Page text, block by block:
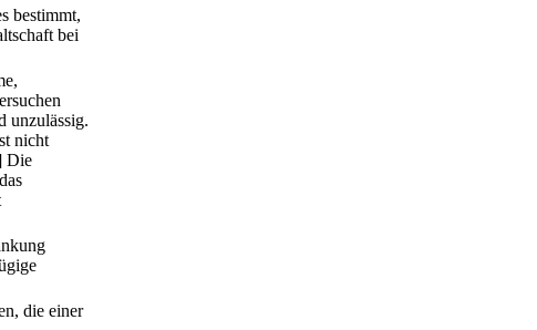
bestimmt,
bei
unzulässig.
nicht
Die
die einer